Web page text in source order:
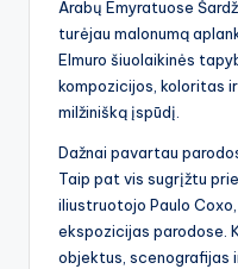
Arabų Emyratuose
turėjau malonumą
Elmuro šiuolaikinės
kompozicijos, koloritas
milžinišką įspūdį.
Dažnai pavartau
Taip pat vis sugrįžtu
iliustruotojo Paulo
ekspozicijas parodose.
objektus, scenografijas